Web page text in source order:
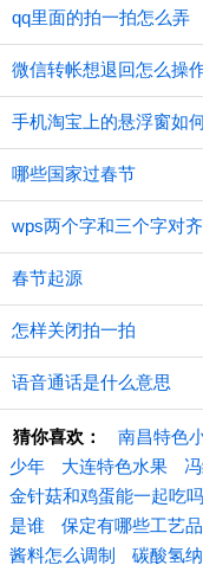
qq里面的拍一拍怎么弄
微信转帐想退回怎么操
手机淘宝上的悬浮窗如
哪些国家过春节
wps两个字和三个字对齐
春节起源
怎样关闭拍一拍
语音通话是什么意思
猜你喜欢： 南昌特色
少年
大连特色水果
金针菇和鸡蛋能一起吃吗
是谁
保定有哪些工艺品
酱料怎么调制
碳酸氢